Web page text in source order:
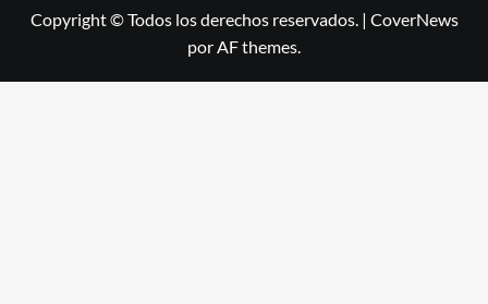
Copyright © Todos los derechos reservados. | CoverNews
por AF themes.